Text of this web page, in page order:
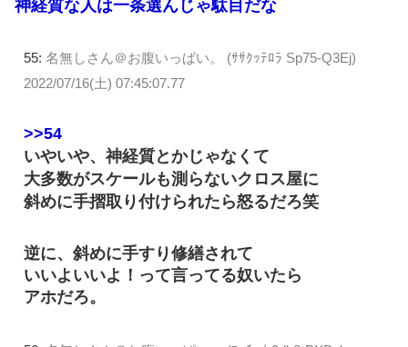
神経質な人は一条選んじゃ駄目だな
55: 名無しさん＠お腹いっぱい。 (ｻｻｸｯﾃﾛﾗ Sp75-Q3Ej)
2022/07/16(土) 07:45:07.77
>>54
いやいや、神経質とかじゃなくて
大多数がスケールも測らないクロス屋に
斜めに手摺取り付けられたら怒るだろ笑
逆に、斜めに手すり修繕されて
いいよいいよ！って言ってる奴いたら
アホだろ。